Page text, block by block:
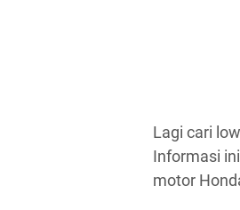
Lagi cari
Informasi
motor